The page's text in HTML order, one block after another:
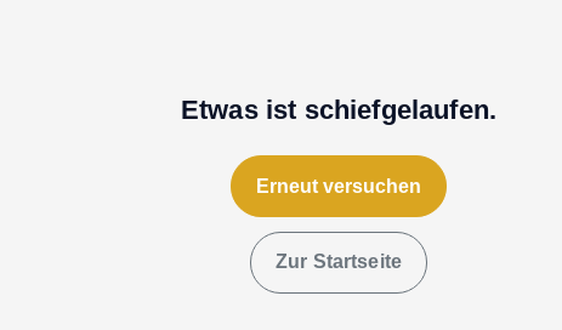
Etwas ist schiefgelaufen.
Erneut versuchen
Zur Startseite